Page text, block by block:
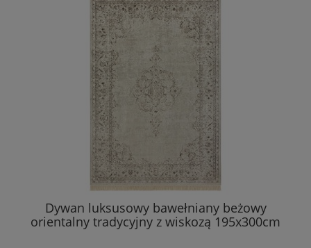
Dywan luksusowy bawełniany beżowy
orientalny tradycyjny z wiskozą 195x300cm